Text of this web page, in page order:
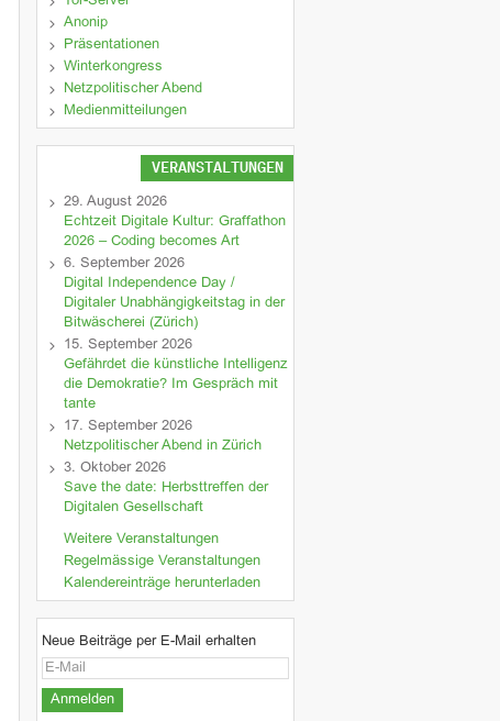
Anonip
Präsentationen
Winterkongress
Netzpolitischer Abend
Medienmitteilungen
VERANSTALTUNGEN
29. August 2026
Echtzeit Digitale Kultur: Graffathon
2026 – Coding becomes Art
6. September 2026
Digital Independence Day /
Digitaler Unabhängigkeitstag in der
Bitwäscherei (Zürich)
15. September 2026
Gefährdet die künstliche Intelligenz
die Demokratie? Im Gespräch mit
tante
17. September 2026
Netzpolitischer Abend in Zürich
3. Oktober 2026
Save the date: Herbsttreffen der
Digitalen Gesellschaft
Weitere Veranstaltungen
Regelmässige Veranstaltungen
Kalendereinträge herunterladen
Neue Beiträge per E-Mail erhalten